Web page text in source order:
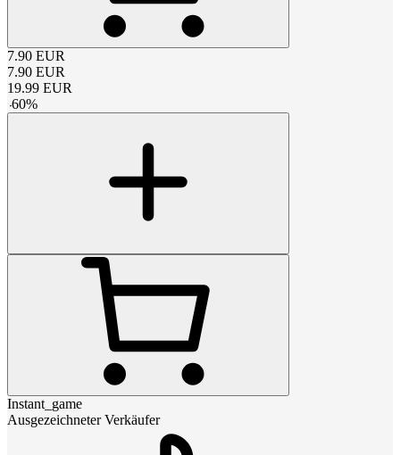
7.90 EUR
7.90 EUR
19.99 EUR
-60%
Instant_game
Ausgezeichneter Verkäufer